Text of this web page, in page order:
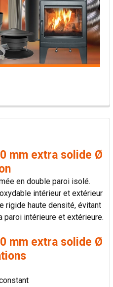
mm extra solide Ø
en double paroi isolé.
intérieur et extérieur
rigide haute densité, évitant
intérieure et extérieure.
mm extra solide Ø